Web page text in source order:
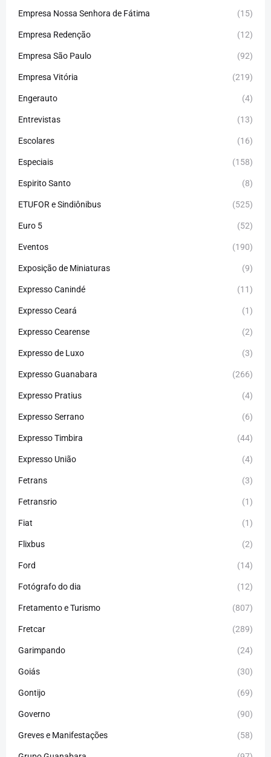
Empresa Nossa Senhora de Fátima (15)
Empresa Redenção (12)
Empresa São Paulo (92)
Empresa Vitória (219)
Engerauto (4)
Entrevistas (13)
Escolares (16)
Especiais (158)
Espirito Santo (8)
ETUFOR e Sindiônibus (525)
Euro 5 (52)
Eventos (190)
Exposição de Miniaturas (9)
Expresso Canindé (11)
Expresso Ceará (1)
Expresso Cearense (2)
Expresso de Luxo (3)
Expresso Guanabara (266)
Expresso Pratius (4)
Expresso Serrano (6)
Expresso Timbira (44)
Expresso União (4)
Fetrans (3)
Fetransrio (1)
Fiat (1)
Flixbus (2)
Ford (14)
Fotógrafo do dia (12)
Fretamento e Turismo (807)
Fretcar (289)
Garimpando (24)
Goiás (30)
Gontijo (69)
Governo (90)
Greves e Manifestações (58)